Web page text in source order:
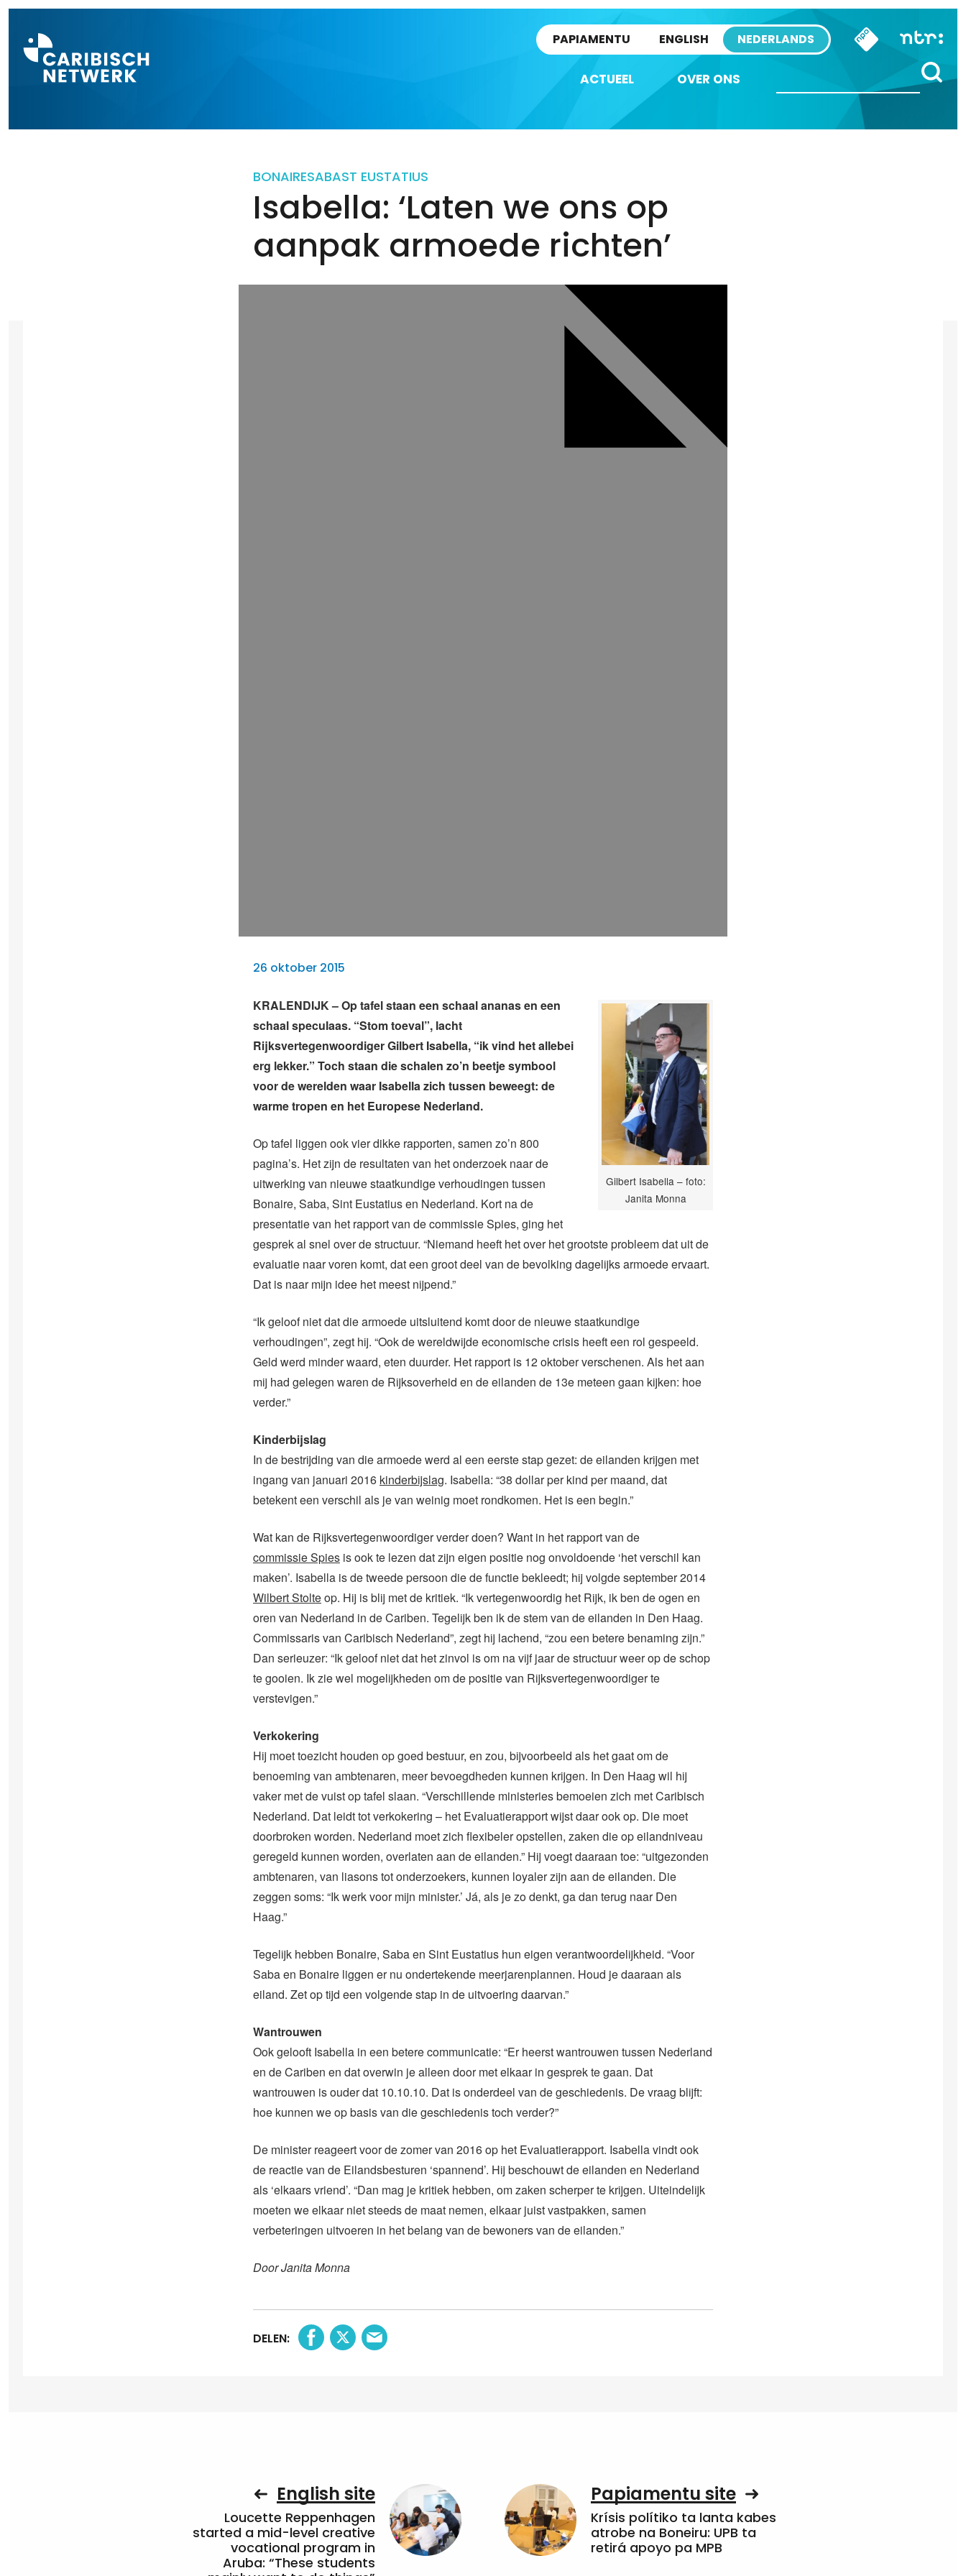
PAPIAMENTU ENGLISH NEDERLANDS
ACTUEEL OVER ONS
BONAIRESABAST EUSTATIUS
Isabella: ‘Laten we ons op
aanpak armoede richten’
26 oktober 2015
Gilbert Isabella – foto:
Janita Monna
KRALENDIJK – Op tafel staan een schaal ananas en een
schaal speculaas. “Stom toeval”, lacht
Rijksvertegenwoordiger Gilbert Isabella, “ik vind het allebei
erg lekker.” Toch staan die schalen zo’n beetje symbool
voor de werelden waar Isabella zich tussen beweegt: de
warme tropen en het Europese Nederland.
Op tafel liggen ook vier dikke rapporten, samen zo’n 800
pagina’s. Het zijn de resultaten van het onderzoek naar de
uitwerking van nieuwe staatkundige verhoudingen tussen
Bonaire, Saba, Sint Eustatius en Nederland. Kort na de
presentatie van het rapport van de commissie Spies, ging het
gesprek al snel over de structuur. “Niemand heeft het over het grootste probleem dat uit de
evaluatie naar voren komt, dat een groot deel van de bevolking dagelijks armoede ervaart.
Dat is naar mijn idee het meest nijpend.”
“Ik geloof niet dat die armoede uitsluitend komt door de nieuwe staatkundige
verhoudingen”, zegt hij. “Ook de wereldwijde economische crisis heeft een rol gespeeld.
Geld werd minder waard, eten duurder. Het rapport is 12 oktober verschenen. Als het aan
mij had gelegen waren de Rijksoverheid en de eilanden de 13e meteen gaan kijken: hoe
verder.”
Kinderbijslag
In de bestrijding van die armoede werd al een eerste stap gezet: de eilanden krijgen met
ingang van januari 2016 kinderbijslag. Isabella: “38 dollar per kind per maand, dat
betekent een verschil als je van weinig moet rondkomen. Het is een begin.”
Wat kan de Rijksvertegenwoordiger verder doen? Want in het rapport van de
commissie Spies is ook te lezen dat zijn eigen positie nog onvoldoende ‘het verschil kan
maken’. Isabella is de tweede persoon die de functie bekleedt; hij volgde september 2014
Wilbert Stolteop. Hij is blij met de kritiek. “Ik vertegenwoordig het Rijk, ik ben de ogen en
oren van Nederland in de Cariben. Tegelijk ben ik de stem van de eilanden in Den Haag.
Commissaris van Caribisch Nederland”, zegt hij lachend, “zou een betere benaming zijn.”
Dan serieuzer: “Ik geloof niet dat het zinvol is om na vijf jaar de structuur weer op de schop
te gooien. Ik zie wel mogelijkheden om de positie van Rijksvertegenwoordiger te
verstevigen.”
Verkokering
Hij moet toezicht houden op goed bestuur, en zou, bijvoorbeeld als het gaat om de
benoeming van ambtenaren, meer bevoegdheden kunnen krijgen. In Den Haag wil hij
vaker met de vuist op tafel slaan. “Verschillende ministeries bemoeien zich met Caribisch
Nederland. Dat leidt tot verkokering – het Evaluatierapport wijst daar ook op. Die moet
doorbroken worden. Nederland moet zich flexibeler opstellen, zaken die op eilandniveau
geregeld kunnen worden, overlaten aan de eilanden.” Hij voegt daaraan toe: “uitgezonden
ambtenaren, van liasons tot onderzoekers, kunnen loyaler zijn aan de eilanden. Die
zeggen soms: “Ik werk voor mijn minister.’ Já, als je zo denkt, ga dan terug naar Den
Haag.”
Tegelijk hebben Bonaire, Saba en Sint Eustatius hun eigen verantwoordelijkheid. “Voor
Saba en Bonaire liggen er nu ondertekende meerjarenplannen. Houd je daaraan als
eiland. Zet op tijd een volgende stap in de uitvoering daarvan.”
Wantrouwen
Ook gelooft Isabella in een betere communicatie: “Er heerst wantrouwen tussen Nederland
en de Cariben en dat overwin je alleen door met elkaar in gesprek te gaan. Dat
wantrouwen is ouder dat 10.10.10. Dat is onderdeel van de geschiedenis. De vraag blijft:
hoe kunnen we op basis van die geschiedenis toch verder?”
De minister reageert voor de zomer van 2016 op het Evaluatierapport. Isabella vindt ook
de reactie van de Eilandsbesturen ‘spannend’. Hij beschouwt de eilanden en Nederland
als ‘elkaars vriend’. “Dan mag je kritiek hebben, om zaken scherper te krijgen. Uiteindelijk
moeten we elkaar niet steeds de maat nemen, elkaar juist vastpakken, samen
verbeteringen uitvoeren in het belang van de bewoners van de eilanden.”
Door Janita Monna
DELEN:
English site
Loucette Reppenhagen
started a mid-level creative
vocational program in
Aruba: “These students
Papiamentu site
Krísis polítiko ta lanta kabes
atrobe na Boneiru: UPB ta
retirá apoyo pa MPB